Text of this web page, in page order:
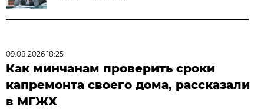
09.08.2026 18:25
Как минчанам проверить сроки
капремонта своего дома, рассказали
в МГЖХ